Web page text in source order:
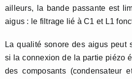
ailleurs, la bande passante est
aigus : le filtrage lié à C1 et L1
La qualité sonore des aigus peut
si la connexion de la partie piézo
des composants (condensateur